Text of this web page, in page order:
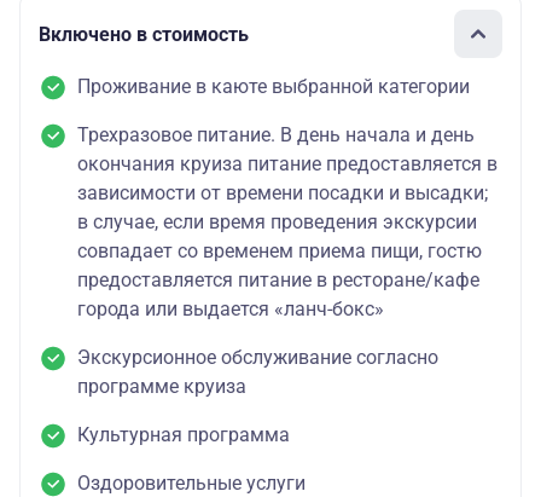
Включено в стоимость
Проживание в каюте выбранной категории
Трехразовое питание. В день начала и день
окончания круиза питание предоставляется в
зависимости от времени посадки и высадки;
в случае, если время проведения экскурсии
совпадает со временем приема пищи, гостю
предоставляется питание в ресторане/кафе
города или выдается «ланч-бокс»
Экскурсионное обслуживание согласно
программе круиза
Культурная программа
Оздоровительные услуги